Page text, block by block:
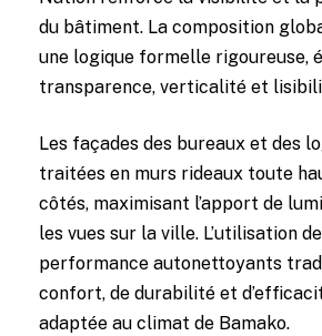
du bâtiment. La composition
une logique formelle rigoureuse,
transparence, verticalité et
Les façades des bureaux et des
traitées en murs rideaux toute
côtés, maximisant l’apport de
les vues sur la ville. L’utilisation
performance autonettoyants
confort, de durabilité et
adaptée au climat de Bamako.